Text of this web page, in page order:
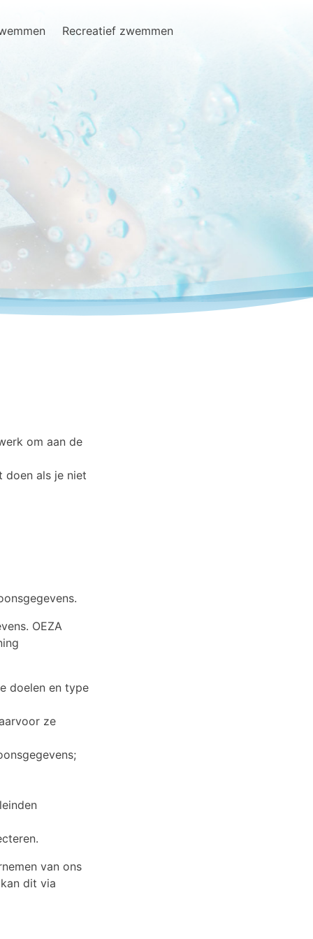
Recreatief zwemmen
for:
om aan de
doen als je niet
OEZA
doelen en type
ze
van ons
dit via